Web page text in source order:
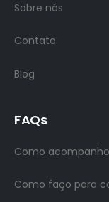
Sobre nós
Contato
Blog
FAQs
Como
Como faço para